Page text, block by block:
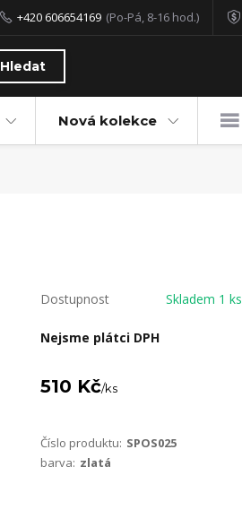
Hledat
+420 606654169 (Po-Pá, 8-16 hod.)
Nová kolekce
Dostupnost Skladem 1 ks
Nejsme plátci DPH
510 Kč/ks
Číslo produktu: SPOS025
barva: zlatá